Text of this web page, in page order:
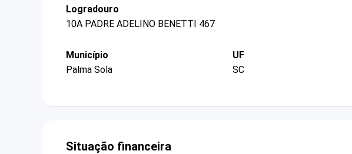
Logradouro
10A PADRE ADELINO BENETTI 467
Município
Palma Sola
UF
SC
Situação financeira